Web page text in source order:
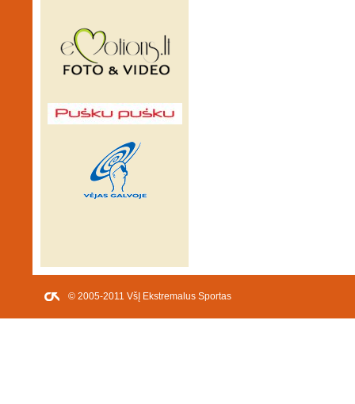
© 2005-2011 VšĮ Ekstremalus Sportas